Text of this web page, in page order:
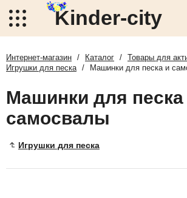
Kinder-city
Интернет-магазин / Каталог / Товары для
Игрушки для песка / Машинки для песка и
Машинки для песка
самосвалы
Игрушки для песка